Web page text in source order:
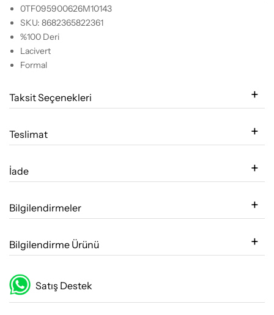
0TF095900626M10143
SKU: 8682365822361
%100 Deri
Lacivert
Formal
Taksit Seçenekleri
Teslimat
İade
Bilgilendirmeler
Bilgilendirme Ürünü
Satış Destek